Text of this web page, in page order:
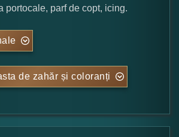
portocale, parf de copt, icing.
de zahăr și coloranți